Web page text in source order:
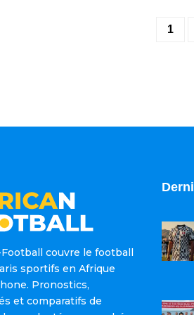
1
couvre le football
sportifs en Afrique
Pronostics,
et comparatifs de